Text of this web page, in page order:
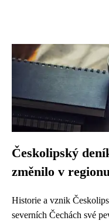
Českolipský
změnilo v
Historie a vznik
severních Čechách své